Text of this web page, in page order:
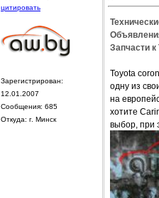
цитировать
Зарегистрирован:
12.01.2007
Сообщения: 685
Откуда: г. Минск
Запчасти к
Toyota
одну из
на
хотите
выбор, при